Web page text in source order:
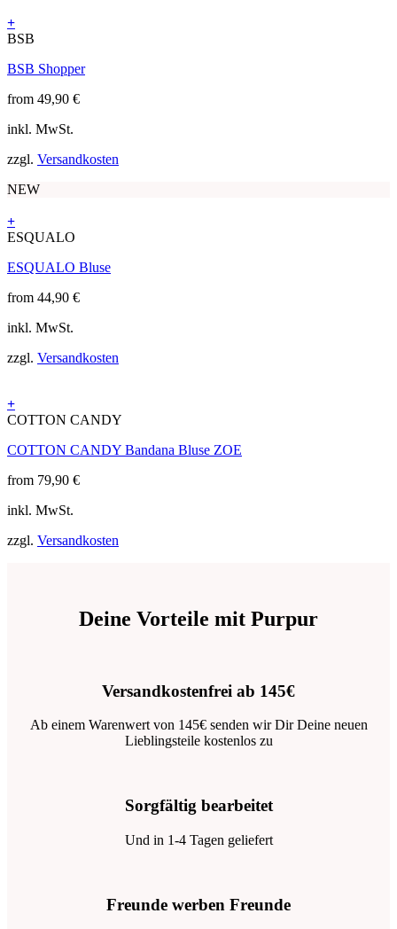
gewählt
werden
+
Dieses
weist
Varianten
Die
können
auf
der
gewählt
werden
BSB
BSB Shopper
from 49,90 €
inkl. MwSt.
zzgl. Versandkosten
NEW
+
Dieses
weist
Varianten
Die
können
Produktseite
gewählt
werden
ESQUALO
ESQUALO Bluse
from 44,90 €
inkl. MwSt.
zzgl. Versandkosten
+
Dieses
weist
Varianten
Die
können
COTTON CANDY
COTTON CANDY Bandana Bluse ZOE
from 79,90 €
inkl. MwSt.
zzgl. Versandkosten
Deine Vorteile mit Purpur
Versandkostenfrei ab 145€
Ab einem Warenwert von 145€ senden wir Dir Deine neuen
Lieblingsteile kostenlos zu
Sorgfältig bearbeitet
Und in 1-4 Tagen geliefert
Freunde werben Freunde